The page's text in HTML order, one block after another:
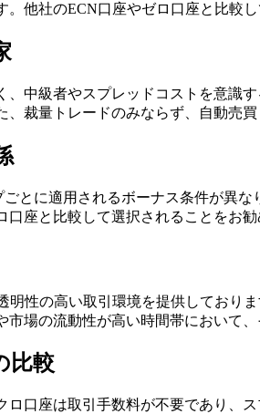
。他社のECN口座やゼロ口座と比較
、中級者やスプレッドコストを意識
、裁量トレードのみならず、自動売
ごとに適用されるボーナス条件が異
口座と比較して選択されることをお
明性の高い取引環境を提供しており
市場の流動性が高い時間帯において、
比較
ロ口座は取引手数料が不要であり、